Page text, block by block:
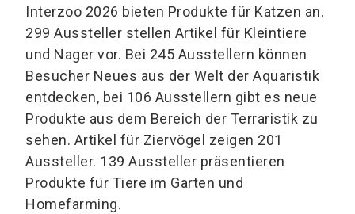
Interzoo 2026 bieten Produkte für Katzen an.
299 Aussteller stellen Artikel für Kleintiere
und Nager vor. Bei 245 Ausstellern können
Besucher Neues aus der Welt der Aquaristik
entdecken, bei 106 Ausstellern gibt es neue
Produkte aus dem Bereich der Terraristik zu
sehen. Artikel für Ziervögel zeigen 201
Aussteller. 139 Aussteller präsentieren
Produkte für Tiere im Garten und
Homefarming.